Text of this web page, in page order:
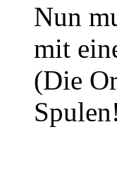
Nun
mit
(Die